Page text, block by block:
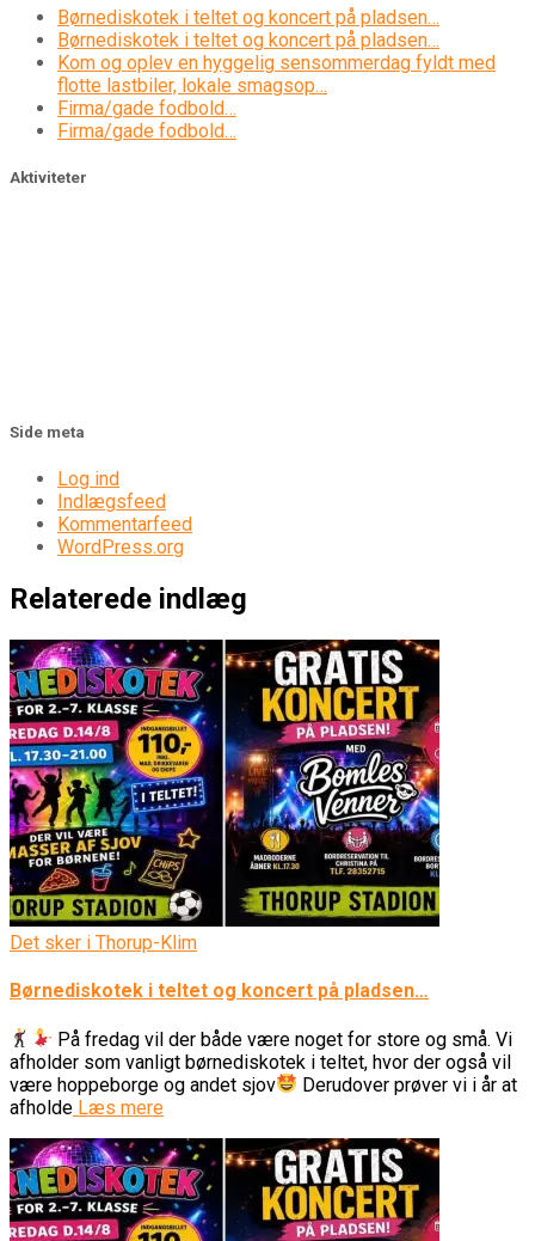
Børnediskotek i teltet og koncert på pladsen…
Børnediskotek i teltet og koncert på pladsen…
Kom og oplev en hyggelig sensommerdag fyldt med
flotte lastbiler, lokale smagsop…
Firma/gade fodbold…
Firma/gade fodbold…
Aktiviteter
Side meta
Log ind
Indlægsfeed
Kommentarfeed
WordPress.org
Relaterede indlæg
Det sker i Thorup-Klim
Børnediskotek i teltet og koncert på pladsen…
På fredag vil der både være noget for store og små. Vi
afholder som vanligt børnediskotek i teltet, hvor der også vil
være hoppeborge og andet sjov
Derudover prøver vi i år at
afholde Læs mere